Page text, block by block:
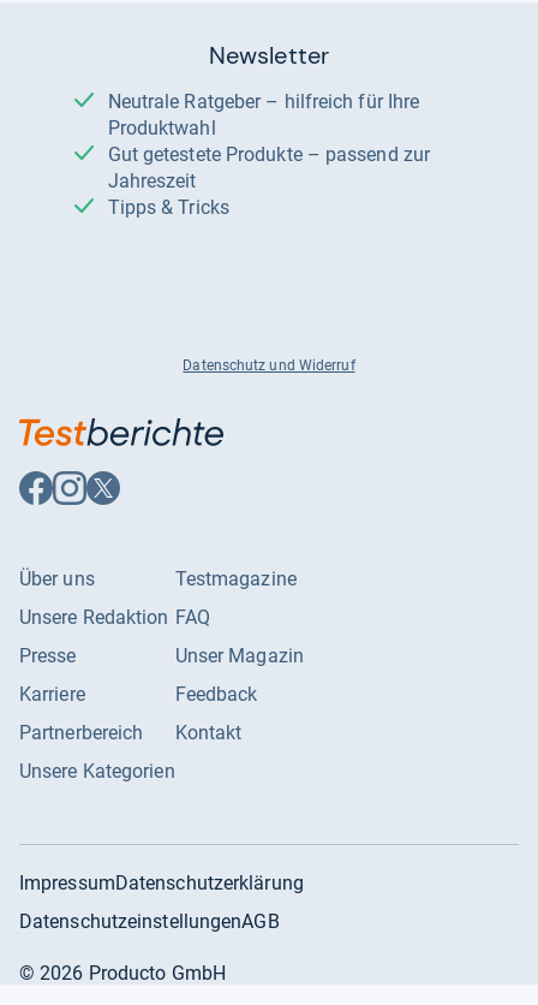
Newsletter
Neutrale Ratgeber – hilfreich für Ihre
Produktwahl
Gut getestete Produkte – passend zur
Jahreszeit
Tipps & Tricks
Datenschutz und Widerruf
Auf
Facebook
Auf
Instagram
Auf
X
Über uns
Unsere Redaktion
Presse
Karriere
Partnerbereich
Unsere Kategorien
Testmagazine
FAQ
Unser Magazin
Feedback
Kontakt
ImpressumDatenschutzerklärung
DatenschutzeinstellungenAGB
©2026 Producto GmbH